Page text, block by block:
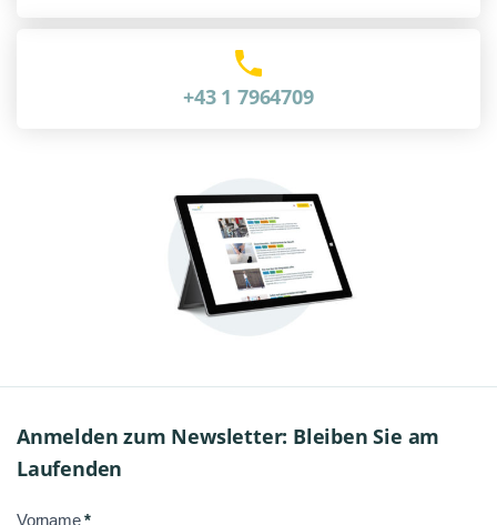
+43 1 7964709
Anmelden zum Newsletter: Bleiben Sie am
Laufenden
Vorname*